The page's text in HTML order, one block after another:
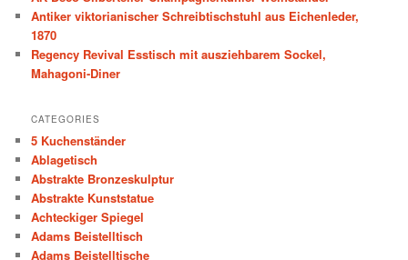
h
Antiker viktorianischer Schreibtischstuhl aus Eichenleder,
1870
Regency Revival Esstisch mit ausziehbarem Sockel,
Mahagoni-Diner
CATEGORIES
5 Kuchenständer
Ablagetisch
Abstrakte Bronzeskulptur
Abstrakte Kunststatue
Achteckiger Spiegel
Adams Beistelltisch
Adams Beistelltische